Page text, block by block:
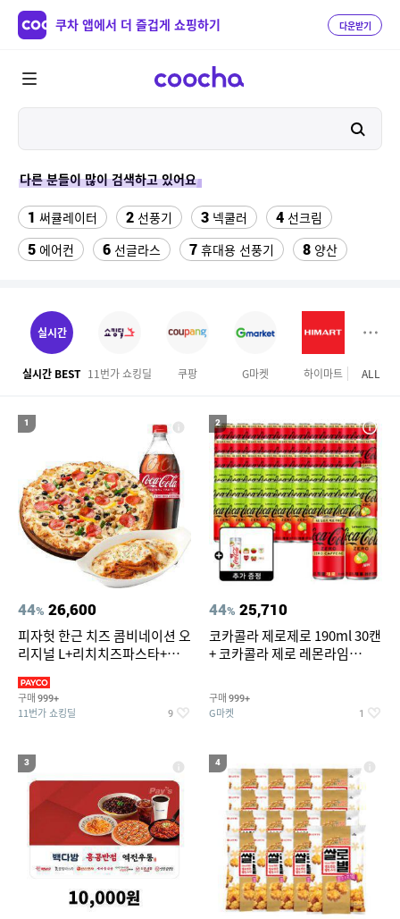
쿠차 앱에서 더 즐겁게 쇼핑하기 다운받기
다른 분들이 많이 검색하고 있어요
1 써큘레이터 2 선풍기 3 넥쿨러 4 선크림
5 에어컨 6 선글라스 7 휴대용 선풍기 8 양산
11 수향미쌀10kg 라이딩장갑
14 풍기인견바지
16 성인용세발자전거중고 17 프라스틱서랍장
벤츠S용품
ALL
실시간
실시간 BEST 11번가 쇼킹딜 쿠팡 G마켓 하이마트
1
44% 26,600
피자헛 한근 치즈 콤비네이션 오
리지널 L+리치치즈파스타+콜
구매 999+
11번가 쇼킹딜 9
2
44% 25,710
코카콜라 제로제로 190ml 30캔
+ 코카콜라 제로 레몬라임
티커 세트
구매 999+
G마켓 1
3 4